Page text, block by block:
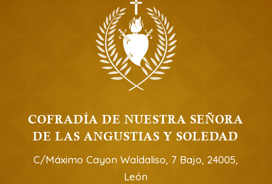
COFRADÍA DE NUESTRA SEÑORA
DE LAS ANGUSTIAS Y SOLEDAD
C/Máximo Cayon Waldaliso, 7 Bajo, 24005,
León